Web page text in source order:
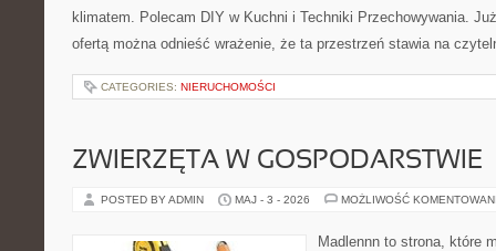
klimatem. Polecam DIY w Kuchni i Techniki Przechowywania.
ofertą można odnieść wrażenie, że ta przestrzeń stawia na
CATEGORIES: NIERUCHOMOŚCI
ZWIERZĘTA W GOSPODARSTWIE
POSTED BY ADMIN MAJ - 3 - 2026 MOŻLIWOŚĆ
Madlennn to strona, które